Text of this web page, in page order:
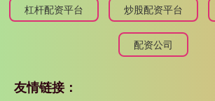
杠杆配资平台 炒股配资平台
配资公司
友情链接：